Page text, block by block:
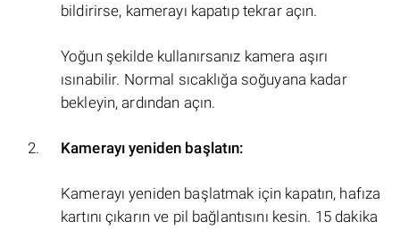
bildirirse, kamerayı kapatıp tekrar açın.
Yoğun şekilde kullanırsanız kamera aşırı
ısınabilir. Normal sıcaklığa soğuyana kadar
bekleyin, ardından açın.
Kamerayı yeniden başlatın:
Kamerayı yeniden başlatmak için kapatın, hafıza
kartını çıkarın ve pil bağlantısını kesin. 15 dakika